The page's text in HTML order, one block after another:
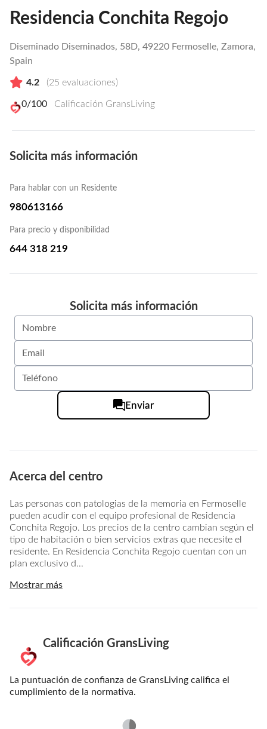
Residencia Conchita Regojo
Diseminado Diseminados, 58D, 49220 Fermoselle, Zamora,
Spain
4.2 (25 evaluaciones)
0/100 Calificación GransLiving
Solicita más información
Para hablar con un Residente
980613166
Para precio y disponibilidad
644 318 219
Solicita más información
Enviar
Acerca del centro
Las personas con patologias de la memoria en Fermoselle
pueden acudir con el equipo profesional de Residencia
Conchita Regojo. Los precios de la centro cambian según el
tipo de habitación o bien servicios extras que necesite el
residente. En Residencia Conchita Regojo cuentan con un
plan exclusivo d...
Mostrar más
Calificación GransLiving
La puntuación de confianza de GransLiving califica el
cumplimiento de la normativa.